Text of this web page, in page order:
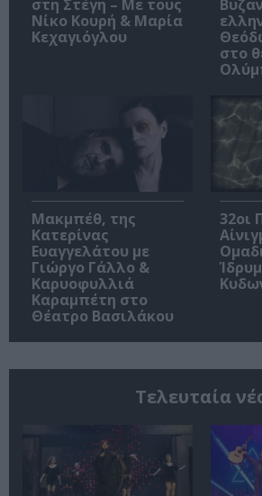
στη Στέγη – Με τους
Νίκο Κουρή & Μαρία
Κεχαγιόγλου
στο
Μακμπέθ, της
Κατερίνας
Ευαγγελάτου με
Γιώργο Γάλλο &
Καρυοφυλλιά
Καραμπέτη στο
Θέατρο Βασιλάκου
32οι
Τελευταία